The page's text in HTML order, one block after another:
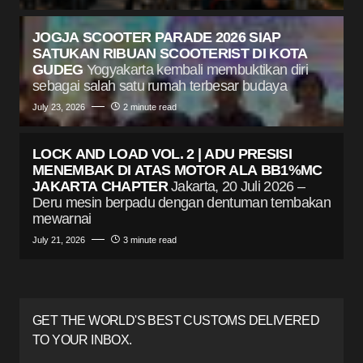
JOGJA SCOOTER PARADE 2026 SIAP
SATUKAN RIBUAN SCOOTERIST DI KOTA
GUDEG Yogyakarta kembali membuktikan diri
sebagai salah satu rumah terbesar budaya
July 23, 2026 2 minute read
LOCK AND LOAD VOL. 2 | ADU PRESISI
MENEMBAK DI ATAS MOTOR ALA BB1%MC
JAKARTA CHAPTER Jakarta, 20 Juli 2026 –
Deru mesin berpadu dengan dentuman tembakan
mewarnai
July 21, 2026 3 minute read
GET THE WORLD'S BEST CUSTOMS DELIVERED
TO YOUR INBOX.